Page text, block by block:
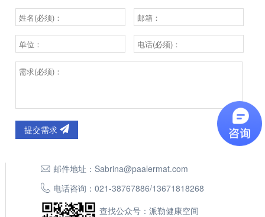
提交需求
邮件地址： Sabrina@paalermat.com
电话咨询： 021-38767886/13671818268
查找公众号：派勒健康空间